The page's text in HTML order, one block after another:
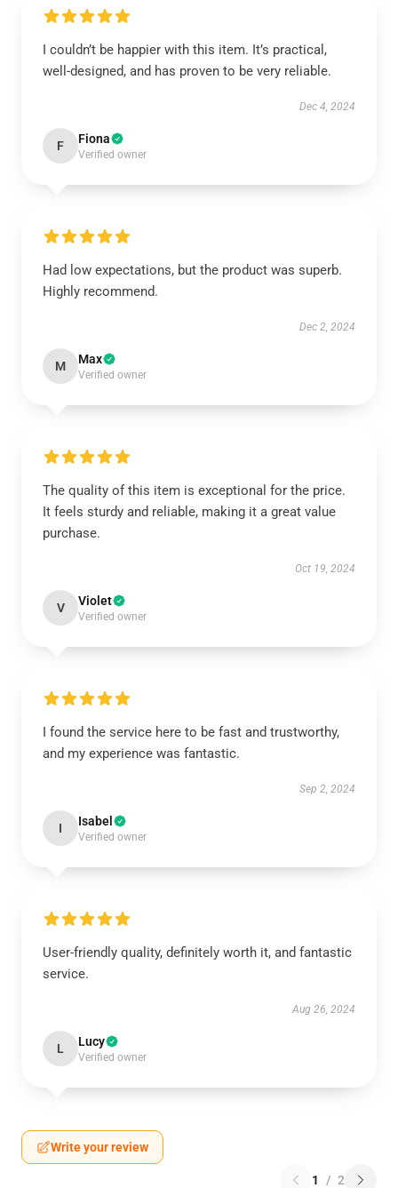
I couldn’t be happier with this item. It’s practical,
well-designed, and has proven to be very reliable.
Dec 4, 2024
F Fiona
Verified owner
Had low expectations, but the product was superb.
Highly recommend.
Dec 2, 2024
M Max
Verified owner
The quality of this item is exceptional for the price.
It feels sturdy and reliable, making it a great value
purchase.
Oct 19, 2024
V Violet
Verified owner
I found the service here to be fast and trustworthy,
and my experience was fantastic.
Sep 2, 2024
I Isabel
Verified owner
User-friendly quality, definitely worth it, and fantastic
service.
Aug 26, 2024
L Lucy
Verified owner
Write your review
1 / 2